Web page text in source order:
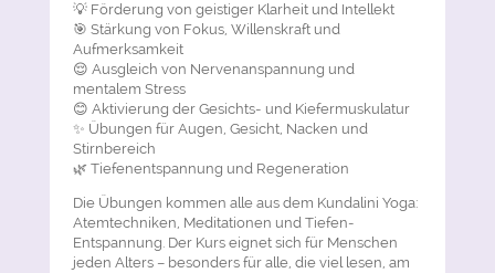
💡 Förderung von geistiger Klarheit und Intellekt
🎯 Stärkung von Fokus, Willenskraft und
Aufmerksamkeit
😌 Ausgleich von Nervenanspannung und
mentalem Stress
😊 Aktivierung der Gesichts- und Kiefermuskulatur
✨ Übungen für Augen, Gesicht, Nacken und
Stirnbereich
🌿 Tiefenentspannung und Regeneration
Die Übungen kommen alle aus dem Kundalini Yoga:
Atemtechniken, Meditationen und Tiefen-
Entspannung. Der Kurs eignet sich für Menschen
jeden Alters – besonders für alle, die viel lesen, am